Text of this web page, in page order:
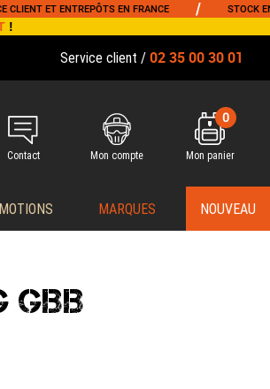
ET ENTREPÔTS EN FRANCE / STOCK EN
!
Service client / 02 35 00 30 01
Contact Mon compte
0
Mon panier
MARQUES NOUVEAU
GBB